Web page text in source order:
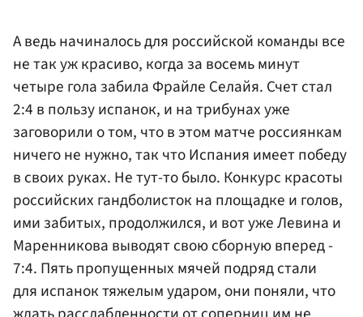
А ведь начиналось для российской команды все
не так уж красиво, когда за восемь минут
четыре гола забила Фрайле Селайя. Счет стал
2:4 в пользу испанок, и на трибунах уже
заговорили о том, что в этом матче россиянкам
ничего не нужно, так что Испания имеет победу
в своих руках. Не тут-то было. Конкурс красоты
российских гандболисток на площадке и голов,
ими забитых, продолжился, и вот уже Левина и
Маренникова выводят свою сборную вперед -
7:4. Пять пропущенных мячей подряд стали
для испанок тяжелым ударом, они поняли, что